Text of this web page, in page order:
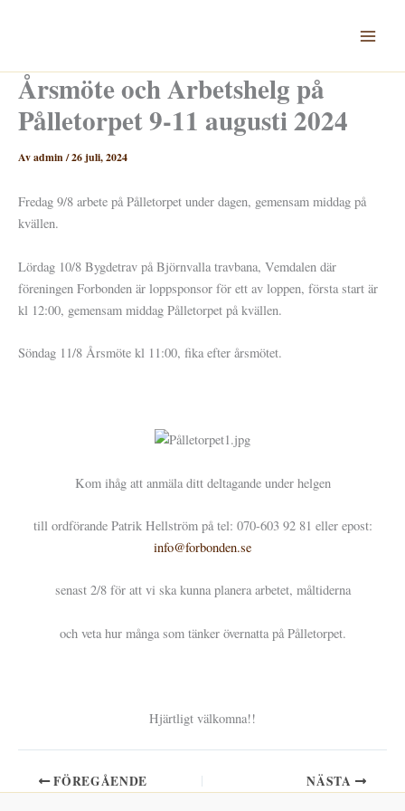
Årsmöte och Arbetshelg på
Pålletorpet 9-11 augusti 2024
Avadmin/26 juli, 2024
Fredag 9/8 arbete på Pålletorpet under dagen, gemensam middag på
kvällen.
Lördag 10/8 Bygdetrav på Björnvalla travbana, Vemdalen där
föreningen Forbonden är loppsponsor för ett av loppen, första start är
kl 12:00, gemensam middag Pålletorpet på kvällen.
Söndag 11/8 Årsmöte kl 11:00, fika efter årsmötet.
Kom ihåg att anmäla ditt deltagande under helgen
till ordförande Patrik Hellström på tel: 070-603 92 81 eller epost:
info@forbonden.se
senast 2/8 för att vi ska kunna planera arbetet, måltiderna
och veta hur många som tänker övernatta på Pålletorpet.
Hjärtligt välkomna!!
FÖREGÅENDE NÄSTA